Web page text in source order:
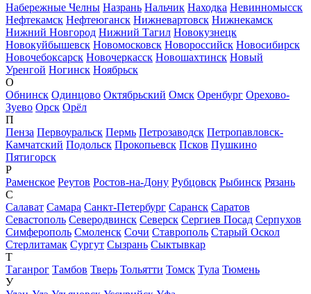
Набережные Челны Назрань Нальчик Находка Невинномысск
Нефтекамск Нефтеюганск Нижневартовск Нижнекамск
Нижний Новгород Нижний Тагил Новокузнецк
Новокуйбышевск Новомосковск Новороссийск Новосибирск
Новочебоксарск Новочеркасск Новошахтинск Новый
Уренгой Ногинск Ноябрьск
О
Обнинск Одинцово Октябрьский Омск Оренбург Орехово-
Зуево Орск Орёл
П
Пенза Первоуральск Пермь Петрозаводск Петропавловск-
Камчатский Подольск Прокопьевск Псков Пушкино
Пятигорск
Р
Раменское Реутов Ростов-на-Дону Рубцовск Рыбинск Рязань
С
Салават Самара Санкт-Петербург Саранск Саратов
Севастополь Северодвинск Северск Сергиев Посад Серпухов
Симферополь Смоленск Сочи Ставрополь Старый Оскол
Стерлитамак Сургут Сызрань Сыктывкар
Т
Таганрог Тамбов Тверь Тольятти Томск Тула Тюмень
У